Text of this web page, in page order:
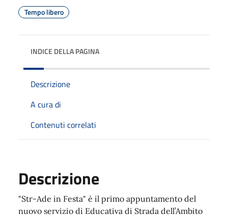
Tempo libero
INDICE DELLA PAGINA
Descrizione
A cura di
Contenuti correlati
Descrizione
"Str-Ade in Festa" è il primo appuntamento del
nuovo servizio di Educativa di Strada dell’Ambito